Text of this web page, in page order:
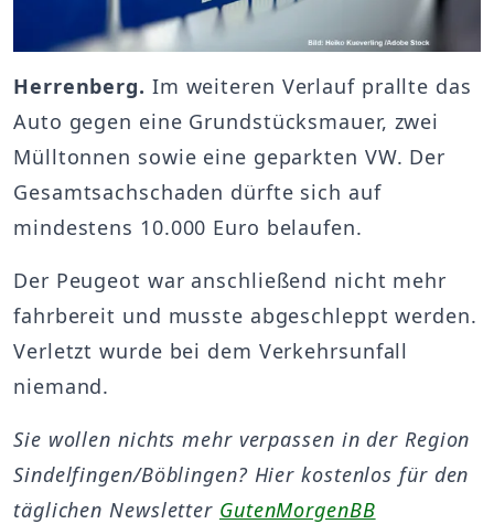
Herrenberg. Im weiteren Verlauf prallte das
Auto gegen eine Grundstücksmauer, zwei
Mülltonnen sowie eine geparkten VW. Der
Gesamtsachschaden dürfte sich auf
mindestens 10.000 Euro belaufen.
Der Peugeot war anschließend nicht mehr
fahrbereit und musste abgeschleppt werden.
Verletzt wurde bei dem Verkehrsunfall
niemand.
Sie wollen nichts mehr verpassen in der Region
Sindelfingen/Böblingen? Hier kostenlos für den
täglichen Newsletter GutenMorgenBB